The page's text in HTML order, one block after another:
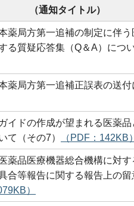
（通知タイトル）
薬局方第一追補の制定に伴
る質疑応答集（Q＆A）につ
薬局方第一追補正誤表の送付
イドの作成が望まれる医薬品
て（その7）
（PDF：142KB）
薬品医療機器総合機構に対
合等報告に関する報告上の
）